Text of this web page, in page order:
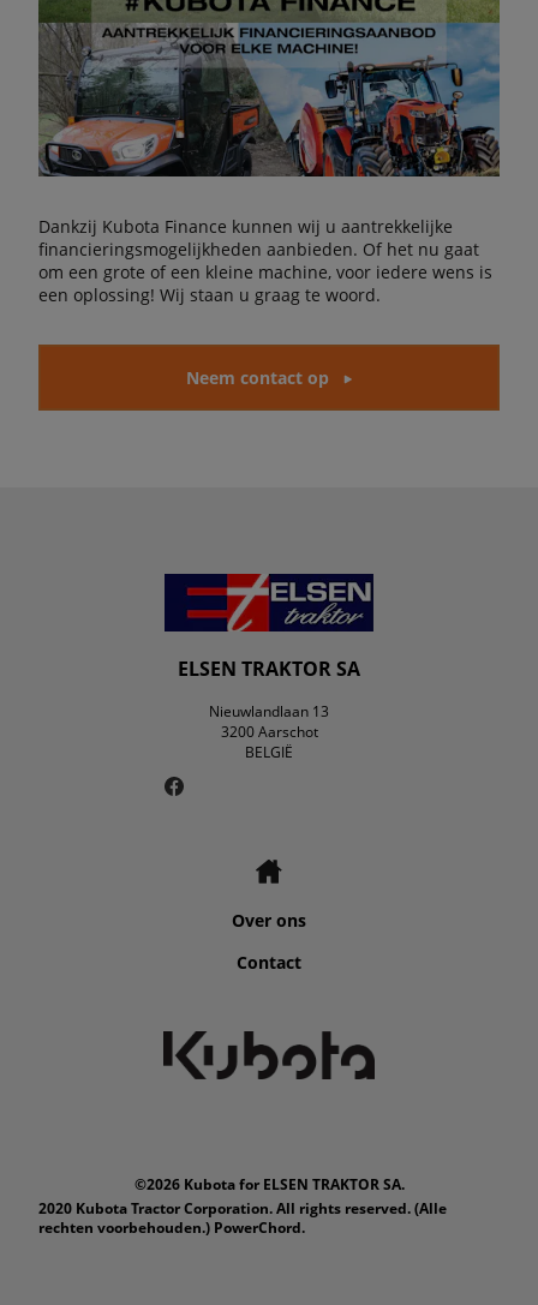
Dankzij Kubota Finance kunnen wij u aantrekkelijke
financieringsmogelijkheden aanbieden. Of het nu gaat
om een grote of een kleine machine, voor iedere wens is
een oplossing! Wij staan u graag te woord.
Neem contact op
ELSEN TRAKTOR SA
Nieuwlandlaan 13
3200 Aarschot
BELGIË
Over ons
Contact
©2026 Kubota for ELSEN TRAKTOR SA.
2020 Kubota Tractor Corporation. All rights reserved. (Alle
rechten voorbehouden.) PowerChord.